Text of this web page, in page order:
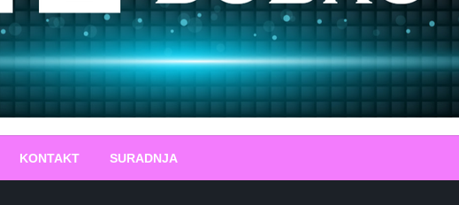
KONTAKT SURADNJA